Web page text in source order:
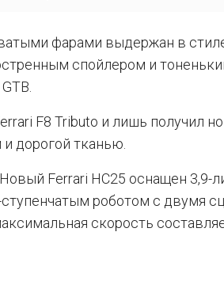
фарами выдержан в
спойлером и
F8 Tributo и лишь получил
дорогой тканью.
Ferrari HC25 оснащен 3,9-
ступенчатым роботом с двумя
скорость